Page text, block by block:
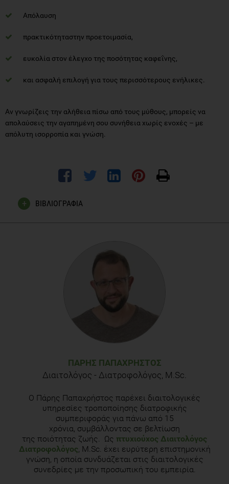
Απόλαυση
πρακτικότηταστην προετοιμασία,
ευκολία στον έλεγχο της ποσότητας καφεΐνης,
και ασφαλή επιλογή για τους περισσότερους ενήλικες.
Αν γνωρίζεις την αλήθεια πίσω από τους μύθους, μπορείς να
απολαύσεις την αγαπημένη σου συνήθεια χωρίς ενοχές – με
απόλυτη ισορροπία και γνώση.
ΒΙΒΛΙΟΓΡΑΦΙΑ
meta-analyses of multiple health outcomes. BMJ. 2017 Nov
Whayne TF Jr. Coffee: A Selected Overview of Beneficial or
VascPharmacol. 2015;13(5):637-48.
Jung S, Kim MH, Park JH, Jeong Y, Ko KS. Cellular
Antioxidant and Anti-Inflammatory Effects of Coffee Extracts
Jun;20(6):626-635.
Papakonstantinou E, Kechribari I, Sotirakoglou Κ, Tarantilis P,
Gourdomichali T, Michas G, Kravvariti V, Voumvourakis K,
Zampelas A. Acute effects of coffee consumption on self-
reported gastrointestinal symptoms, blood pressure and
stress indices in healthy individuals. Nutr J. 2016 Mar
15;15:26.
Tsirimiagkou C, Basdeki ED, KyriazopoulouKorovesi AA,
Chairistanidou C, Ouamer DS, Argyris A, Sfikakis PP, Karatzi
ΠΆΡΗΣ ΠΑΠΑΧΡΉΣΤΟΣ
Διαιτολόγος - Διατροφολόγος, M.Sc.
Ο Πάρης Παπαχρήστος παρέχει διαιτολογικές
υπηρεσίες τροποποίησης διατροφικής
συμπεριφοράς για πάνω από 15
χρόνια, συμβάλλοντας σε βελτίωση
της ποιότητας ζωής. Ως πτυχιούχος Διαιτολόγος
Διατροφολόγος, M.Sc. έχει ευρύτερη επιστημονική
γνώση, η οποία συνδυάζεται στις διαιτολογικές
συνεδρίες με την προσωπική του εμπειρία.